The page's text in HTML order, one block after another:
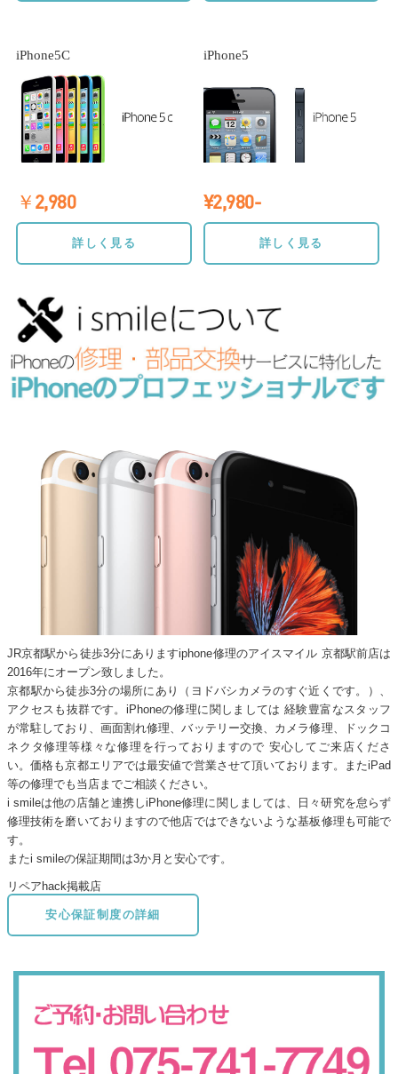
iPhone5C
￥2,980
詳しく見る
iPhone5
¥2,980-
詳しく見る
JR京都駅から徒歩3分にありますiphone修理のアイスマイル 京都駅前店は
2016年にオープン致しました。
京都駅から徒歩3分の場所にあり（ヨドバシカメラのすぐ近くです。）、
アクセスも抜群です。iPhoneの修理に関しましては 経験豊富なスタッフ
が常駐しており、画面割れ修理、バッテリー交換、カメラ修理、ドックコ
ネクタ修理等様々な修理を行っておりますので 安心してご来店くださ
い。価格も京都エリアでは最安値で営業させて頂いております。またiPad
等の修理でも当店までご相談ください。
i smileは他の店舗と連携しiPhone修理に関しましては、日々研究を怠らず
修理技術を磨いておりますので他店ではできないような基板修理も可能で
す。
またi smileの保証期間は3か月と安心です。
リペアhack掲載店
安心保証制度の詳細